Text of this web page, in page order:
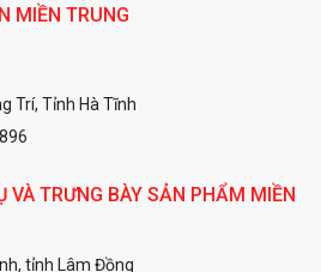
MIỀN TRUNG
Trí, Tỉnh Hà Tĩnh
VÀ TRƯNG BÀY SẢN PHẨM MIỀN
tỉnh Lâm Đồng